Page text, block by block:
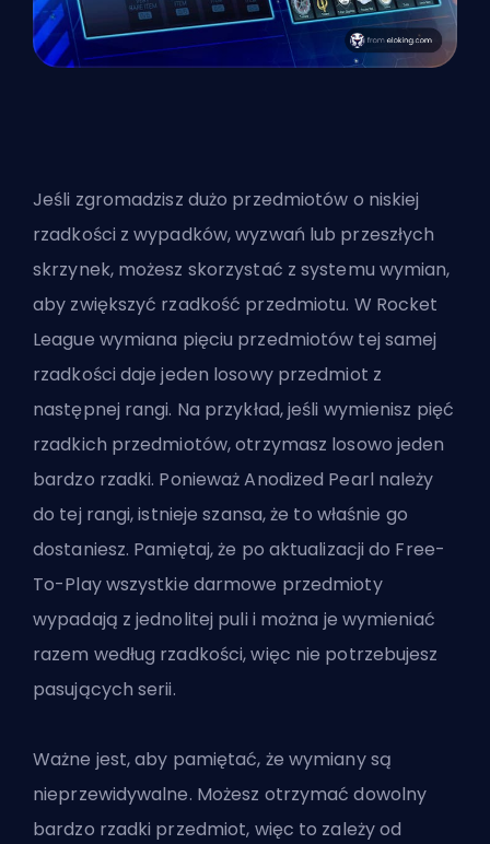
Jeśli zgromadzisz dużo przedmiotów o niskiej
rzadkości z wypadków, wyzwań lub przeszłych
skrzynek, możesz skorzystać z systemu wymian,
aby zwiększyć rzadkość przedmiotu. W Rocket
League wymiana pięciu przedmiotów tej samej
rzadkości daje jeden losowy przedmiot z
następnej rangi. Na przykład, jeśli wymienisz pięć
rzadkich przedmiotów, otrzymasz losowo jeden
bardzo rzadki. Ponieważ Anodized Pearl należy
do tej rangi, istnieje szansa, że to właśnie go
dostaniesz. Pamiętaj, że po aktualizacji do Free-
To-Play wszystkie darmowe przedmioty
wypadają z jednolitej puli i można je wymieniać
razem według rzadkości, więc nie potrzebujesz
pasujących serii.
Ważne jest, aby pamiętać, że wymiany są
nieprzewidywalne. Możesz otrzymać dowolny
bardzo rzadki przedmiot, więc to zależy od